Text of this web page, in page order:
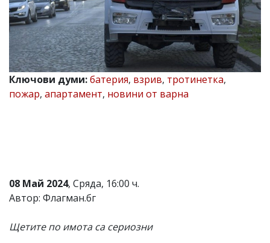
Катя
Касабова,
еmail:k.kassabova@flagman.bg
Главен
редактор:
Иван
Колев,
email:
от
читателите
и
не
носи
Ключови думи:батерия, взрив, тротинетка,
пожар, апартамент, новини от варна
08 Май 2024, Сряда, 16:00 ч.
Автор: Флагман.бг
Щетите по имота са сериозни